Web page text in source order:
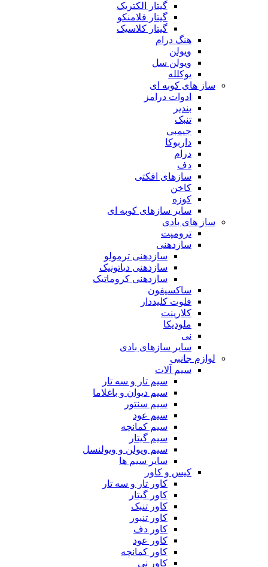
گیتار الکتریک
گیتار فلامنکو
گیتار کلاسیک
هنگ درام
ویولن
ویولن سل
یوکلله
ساز های کوبه ای
ادوات درامز
بندیر
تنبک
جیمبی
داربوکا
درام
دف
سازهای افکتی
کاخن
کوزه
سایر سازهای کوبه ای
ساز های بادی
ترومپت
سازدهنی
سازدهنی ترمولو
سازدهنی دیاتونیک
سازدهنی کروماتیک
ساکسیفون
فلوت کلیددار
کلارینت
ملودیکا
نی
سایر سازهای بادی
لوازم جانبی
سیم آلات
سیم تار و سه تار
سیم دیوان و باغلاما
سیم سنتور
سیم عود
سیم کمانچه
سیم گیتار
سیم ویولن و ویولنسل
سایر سیم ها
کیس و کاور
کاور تار و سه تار
کاور گیتار
کاور تنبک
کاور تنبور
کاور دف
کاور عود
کاور کمانچه
کاور نی